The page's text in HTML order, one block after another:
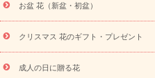
お供え プリザーブドフラワー
盆・初盆）
その他 お祝い返
ビジネス用
ご自宅用 観葉
ドフラワー
スタイルから探
ンド花
お祝い お供え・お悔
お盆 花（新盆・初盆）
クリスマス 花のギフト・プレゼント
成人の日に贈る花